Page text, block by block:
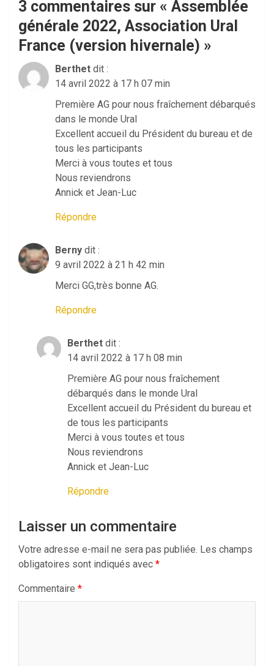
3 commentaires sur « Assemblée
générale 2022, Association Ural
France (version hivernale) »
Berthet dit :
14 avril 2022 à 17 h 07 min
Première AG pour nous fraîchement débarqués
dans le monde Ural
Excellent accueil du Président du bureau et de
tous les participants
Merci à vous toutes et tous
Nous reviendrons
Annick et Jean-Luc
Répondre
Berny dit :
9 avril 2022 à 21 h 42 min
Merci GG,très bonne AG.
Répondre
Berthet dit :
14 avril 2022 à 17 h 08 min
Première AG pour nous fraîchement
débarqués dans le monde Ural
Excellent accueil du Président du bureau et
de tous les participants
Merci à vous toutes et tous
Nous reviendrons
Annick et Jean-Luc
Répondre
Laisser un commentaire
Votre adresse e-mail ne sera pas publiée. Les champs
obligatoires sont indiqués avec *
Commentaire *